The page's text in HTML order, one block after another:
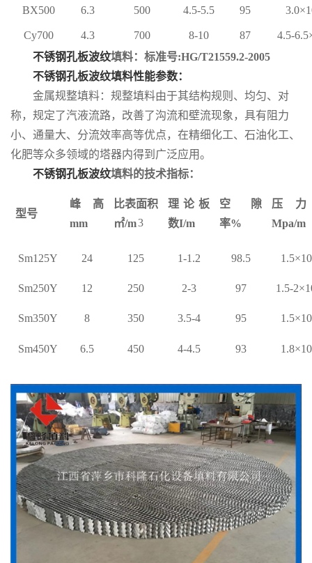
BX500 6.3 500 4.5-5.5 95
Cy700 4.3 700 8-10 87
4.5-
不锈钢孔板波纹填料：标准号:HG/T21559.2-2005
不锈钢孔板波纹填料性能参数：
金属规整填料：规整填料由于其结构规则、均匀、对
称，规定了汽液流路，改善了沟流和壁流现象，具有阻力
小、通量大、分流效率高等优点，在精细化工、石油化工、
化肥等众多领域的塔器内得到广泛应用。
不锈钢孔板波纹填料的技术指标：
型号
峰高
mm
比表面积
㎡/m3
理论板
数I/m
空隙
率%
压
Mpa/m
Sm125Y 24 125 1-1.2 98.5 1.5×10
Sm250Y 12 250 2-3 97 1.5-
Sm350Y 8 350 3.5-4 95 1.5×10
Sm450Y 6.5 450 4-4.5 93 1.8×10